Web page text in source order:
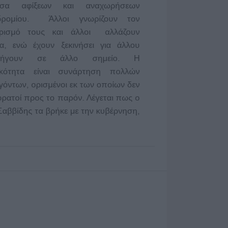
αφίξεων και αναχωρήσεων
Άλλοι γνωρίζουν τον
τους και άλλοι αλλάζουν
ενώ έχουν ξεκινήσει για άλλου
σε άλλο σημείο. Η
είναι συνάρτηση πολλών
ορισμένοι εκ των οποίων δεν
ορατοί προς το παρόν. Λέγεται πως ο
τα βρήκε με την κυβέρνηση,